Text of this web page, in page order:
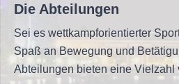
Die Abteilungen
Sei es wettkampforientierter
Spaß an Bewegung und
Abteilungen bieten eine Vielzahl